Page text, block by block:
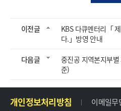
이전글
KBS 다큐멘터리「
다.」방영 안내
다음글
중진공 지역본지부
준)
개인정보처리방침 이메일무